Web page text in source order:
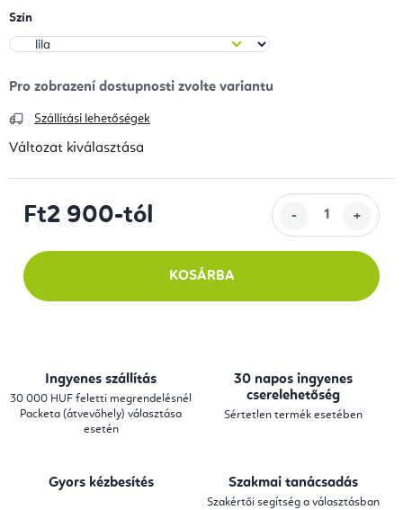
Szín
Szállítási lehetőségek
Változat kiválasztása
Ft2 900-tól
KOSÁRBA
Ingyenes szállítás
30 000 HUF feletti megrendelésnél
Packeta (átvevőhely) választása
esetén
30 napos ingyenes
cserelehetőség
Sértetlen termék esetében
Gyors kézbesítés Szakmai tanácsadás
Szakértői segítség a választásban